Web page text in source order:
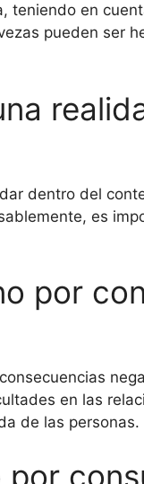
teniendo en
pueden ser
dentro del
es
por
en las
de las personas.